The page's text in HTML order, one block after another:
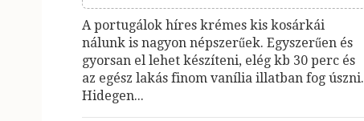
A portugálok híres krémes kis kosárkái
nálunk is nagyon népszerűek. Egyszerűen és
gyorsan el lehet készíteni, elég kb 30 perc és
az egész lakás finom vanília illatban fog úszni.
Hidegen...